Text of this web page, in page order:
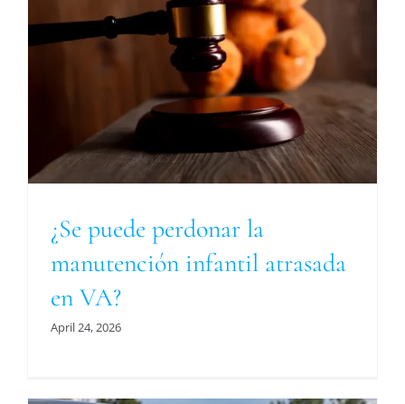
¿Se puede perdonar la
manutención infantil atrasada
en VA?
April 24, 2026